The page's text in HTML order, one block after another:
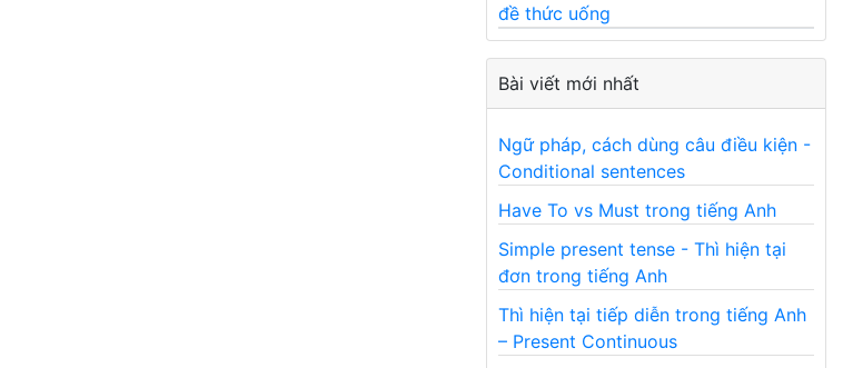
đề thức uống
Bài viết mới nhất
Ngữ pháp, cách dùng câu điều kiện -
Conditional sentences
Have To vs Must trong tiếng Anh
Simple present tense - Thì hiện tại
đơn trong tiếng Anh
Thì hiện tại tiếp diễn trong tiếng Anh
– Present Continuous